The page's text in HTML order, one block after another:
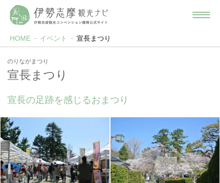
HOME イベント 宣長まつり
のりながまつり
宣長まつり
宣長の足跡を感じるおまつり